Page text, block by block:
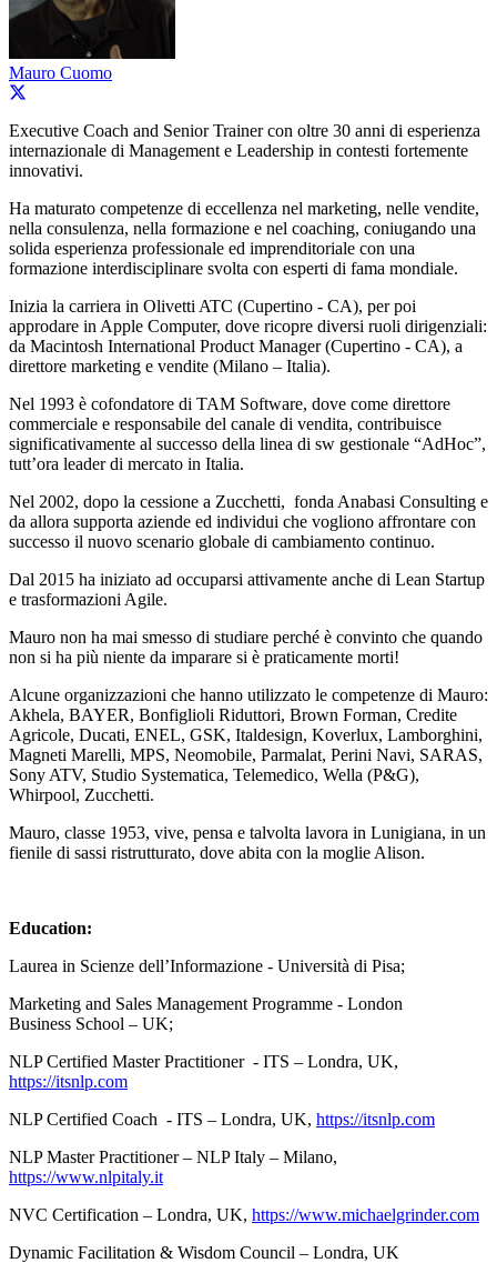
Mauro Cuomo
Executive Coach and Senior Trainer con oltre 30 anni di esperienza
internazionale di Management e Leadership in contesti fortemente
innovativi.
Ha maturato competenze di eccellenza nel marketing, nelle vendite,
nella consulenza, nella formazione e nel coaching, coniugando una
solida esperienza professionale ed imprenditoriale con una
formazione interdisciplinare svolta con esperti di fama mondiale.
Inizia la carriera in Olivetti ATC (Cupertino - CA), per poi
approdare in Apple Computer, dove ricopre diversi ruoli dirigenziali:
da Macintosh International Product Manager (Cupertino - CA), a
direttore marketing e vendite (Milano – Italia).
Nel 1993 è cofondatore di TAM Software, dove come direttore
commerciale e responsabile del canale di vendita, contribuisce
significativamente al successo della linea di sw gestionale “AdHoc”,
tutt’ora leader di mercato in Italia.
Nel 2002, dopo la cessione a Zucchetti, fonda Anabasi Consulting e
da allora supporta aziende ed individui che vogliono affrontare con
successo il nuovo scenario globale di cambiamento continuo.
Dal 2015 ha iniziato ad occuparsi attivamente anche di Lean Startup
e trasformazioni Agile.
Mauro non ha mai smesso di studiare perché è convinto che quando
non si ha più niente da imparare si è praticamente morti!
Alcune organizzazioni che hanno utilizzato le competenze di Mauro:
Akhela, BAYER, Bonfiglioli Riduttori, Brown Forman, Credite
Agricole, Ducati, ENEL, GSK, Italdesign, Koverlux, Lamborghini,
Magneti Marelli, MPS, Neomobile, Parmalat, Perini Navi, SARAS,
Sony ATV, Studio Systematica, Telemedico, Wella (P&G),
Whirpool, Zucchetti.
Mauro, classe 1953, vive, pensa e talvolta lavora in Lunigiana, in un
fienile di sassi ristrutturato, dove abita con la moglie Alison.
Education:
Laurea in Scienze dell’Informazione - Università di Pisa;
Marketing and Sales Management Programme - London
Business School – UK;
NLP Certified Master Practitioner - ITS – Londra, UK,
https://itsnlp.com
NLP Certified Coach - ITS – Londra, UK, https://itsnlp.com
NLP Master Practitioner – NLP Italy – Milano,
https://www.nlpitaly.it
NVC Certification – Londra, UK, https://www.michaelgrinder.com
Dynamic Facilitation & Wisdom Council – Londra, UK